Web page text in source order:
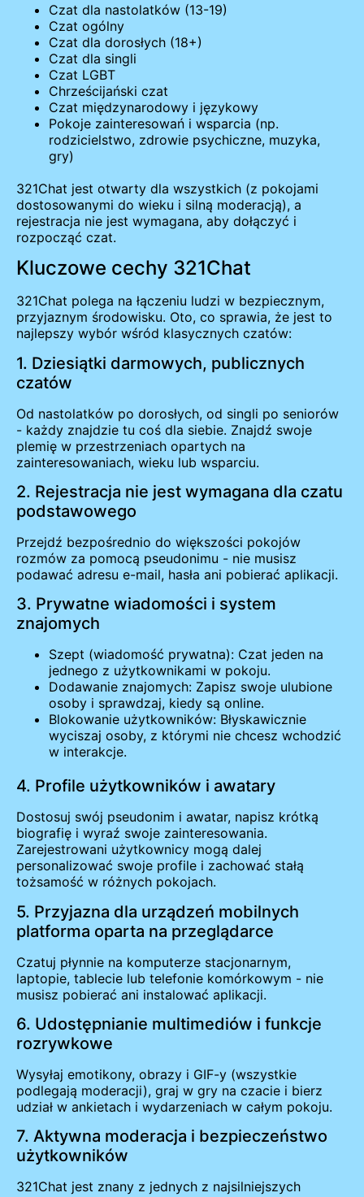
Czat dla nastolatków (13-19)
Czat ogólny
Czat dla dorosłych (18+)
Czat dla singli
Czat LGBT
Chrześcijański czat
Czat międzynarodowy i językowy
Pokoje zainteresowań i wsparcia (np.
rodzicielstwo, zdrowie psychiczne, muzyka,
gry)
321Chat jest otwarty dla wszystkich (z pokojami
dostosowanymi do wieku i silną moderacją), a
rejestracja nie jest wymagana, aby dołączyć i
rozpocząć czat.
Kluczowe cechy 321Chat
321Chat polega na łączeniu ludzi w bezpiecznym,
przyjaznym środowisku. Oto, co sprawia, że jest to
najlepszy wybór wśród klasycznych czatów:
1. Dziesiątki darmowych, publicznych
czatów
Od nastolatków po dorosłych, od singli po seniorów
- każdy znajdzie tu coś dla siebie. Znajdź swoje
plemię w przestrzeniach opartych na
zainteresowaniach, wieku lub wsparciu.
2. Rejestracja nie jest wymagana dla czatu
podstawowego
Przejdź bezpośrednio do większości pokojów
rozmów za pomocą pseudonimu - nie musisz
podawać adresu e-mail, hasła ani pobierać aplikacji.
3. Prywatne wiadomości i system
znajomych
Szept (wiadomość prywatna): Czat jeden na
jednego z użytkownikami w pokoju.
Dodawanie znajomych: Zapisz swoje ulubione
osoby i sprawdzaj, kiedy są online.
Blokowanie użytkowników: Błyskawicznie
wyciszaj osoby, z którymi nie chcesz wchodzić
w interakcje.
4. Profile użytkowników i awatary
Dostosuj swój pseudonim i awatar, napisz krótką
biografię i wyraź swoje zainteresowania.
Zarejestrowani użytkownicy mogą dalej
personalizować swoje profile i zachować stałą
tożsamość w różnych pokojach.
5. Przyjazna dla urządzeń mobilnych
platforma oparta na przeglądarce
Czatuj płynnie na komputerze stacjonarnym,
laptopie, tablecie lub telefonie komórkowym - nie
musisz pobierać ani instalować aplikacji.
6. Udostępnianie multimediów i funkcje
rozrywkowe
Wysyłaj emotikony, obrazy i GIF-y (wszystkie
podlegają moderacji), graj w gry na czacie i bierz
udział w ankietach i wydarzeniach w całym pokoju.
7. Aktywna moderacja i bezpieczeństwo
użytkowników
321Chat jest znany z jednych z najsilniejszych